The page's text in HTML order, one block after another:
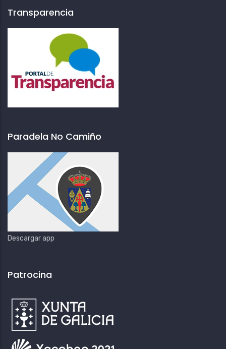
Transparencia
Paradela No Camiño
Descargar app
Patrocina